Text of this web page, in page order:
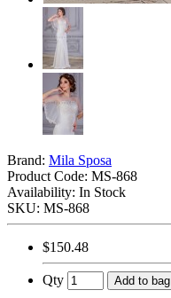
Brand: Mila Sposa
Product Code: MS-868
Availability: In Stock
SKU: MS-868
$150.48
Qty Add to bag